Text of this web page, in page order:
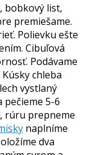
, bobkový list,
premiešame.
Polievku ešte
Cibuľová
Podávame
chleba
vystlaný
pečieme 5-6
rúru prepneme
naplníme
dva